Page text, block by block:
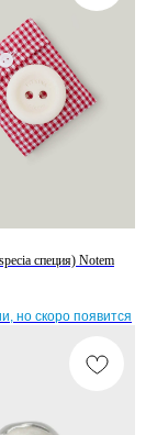
специя) Notem